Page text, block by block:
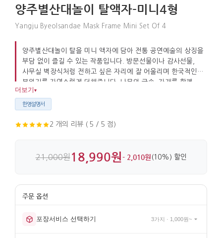
양주별산대놀이 탈액자-미니4형
Yangju Byeolsandae Mask Frame Mini Set Of 4
양주별산대놀이 탈을 미니 액자에 담아 전통 공연예술의 상징을
부담 없이 즐길 수 있는 작품입니다. 방문선물이나 감사선물,
사무실 벽장식처럼 전하고 싶은 자리에 잘 어울리며 한국적인
분위기를 자연스럽게 더해줍니다. 나무와 금속, 자개를 함께
써서 표면의 디테일이 살아 있습니다.
더보기 ▾
한영설명서
2 개의 리뷰 ( 5 / 5 점)
21,000원18,990원- 2,010원 (10%) 할인
포장서비스 선택하기 3가지 · 1,000원~